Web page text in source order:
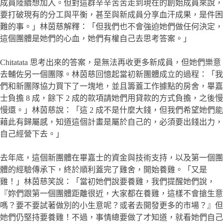
成員陸續想加入。但對這群辛辛苦苦走到現在的創始成員來說，
要打破現有的分工與平衡，甚至與新成員分享血汗成果，是件困
難的事。」林茵慈解釋：「但我們也不會強迫她們做任何決定，
這個團體是她們的心血，她們有權自己去思考答案。」
Chitatata 思考出來的答案，是無法再收更多新成員，但她們樂意
去輔佐另一個團隊。林茵慈回憶起當初新團體成立的過程：「我
們和新團隊協力買下了一塊地，並且籌蓋工作據點的房舍，畢嘉
士負擔 8 成，餘下 2 成的款項請她們用貸款的方式負擔，之後慢
慢還。」林茵慈說：「這 2 成不是什麼大錢，但我們希望她們能
藉此有歸屬感，知道這個計畫是屬於自己的，必須要出錢出力，
自己經營下去。」
去年底，這個新團體在畢嘉士的資金與技術支持，以及第一個團
體的經驗傳承下，終於順利蓋完了雞舍，開始養雞。「又是
雞！」林茵慈笑說：「當初她們說要養雞，我們提醒她們說，
『妳們跟第一個團體距離很近，大家都在養雞，這樣不會搶生意
嗎？要不要試著做別的小生意呢？或者去開發更多的市場？』但
她們仍堅持要養雞！不過，事情總要做了才知道，就看她們自己